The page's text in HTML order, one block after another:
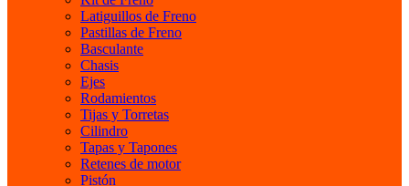
Latiguillos de Freno
Pastillas de Freno
Basculante
Chasis
Ejes
Rodamientos
Tijas y Torretas
Cilindro
Tapas y Tapones
Retenes de motor
Pistón